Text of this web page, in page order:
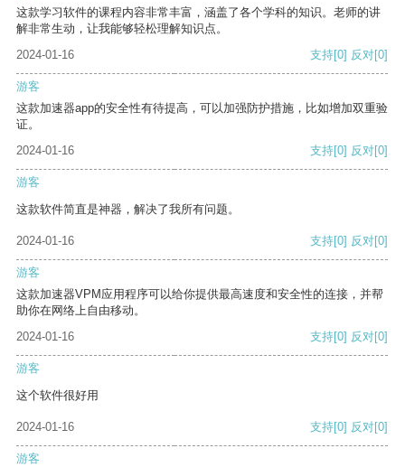
这款学习软件的课程内容非常丰富，涵盖了各个学科的知识。老师的讲
解非常生动，让我能够轻松理解知识点。
2024-01-16
支持[0] 反对[0]
游客
这款加速器app的安全性有待提高，可以加强防护措施，比如增加双重验
证。
2024-01-16
支持[0] 反对[0]
游客
这款软件简直是神器，解决了我所有问题。
2024-01-16 支持[0] 反对[0]
游客
这款加速器VPM应用程序可以给你提供最高速度和安全性的连接，并帮
助你在网络上自由移动。
2024-01-16
支持[0] 反对[0]
游客
这个软件很好用
2024-01-16 支持[0] 反对[0]
游客